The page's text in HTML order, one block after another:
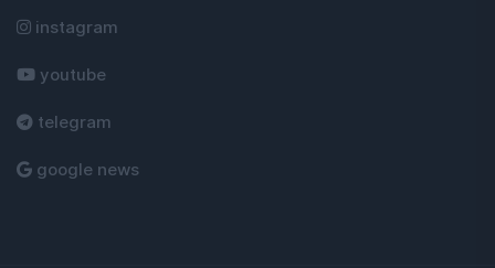
instagram
youtube
telegram
google news